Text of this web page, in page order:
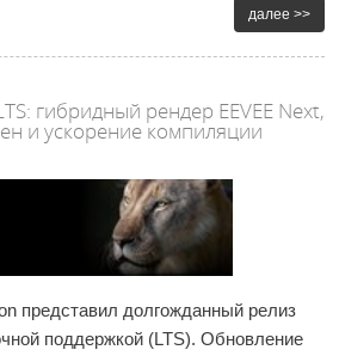
далее >>
гибридный рендер EEVEE Next,
и ускорение компиляции
представил долгожданный релиз
поддержкой (LTS). Обновление